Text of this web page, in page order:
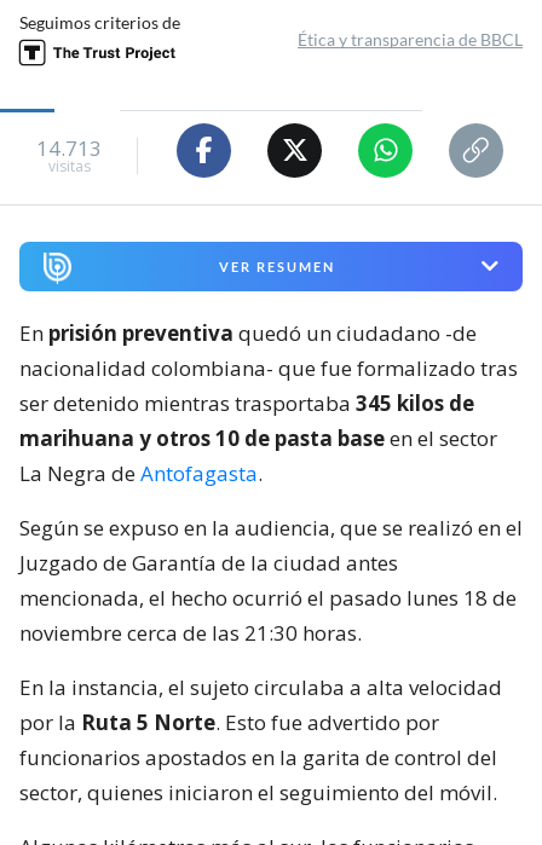
Seguimos criterios de
Ética y transparencia de BBCL
14.713
visitas
VER RESUMEN
En prisión preventiva quedó un ciudadano -de
nacionalidad colombiana- que fue formalizado tras
ser detenido mientras trasportaba 345 kilos de
marihuana y otros 10 de pasta baseen el sector
La Negra deAntofagasta.
Según se expuso en la audiencia, que se realizó en el
Juzgado de Garantía de la ciudad antes
mencionada, el hecho ocurrió el pasado lunes 18 de
noviembre cerca de las 21:30 horas.
En la instancia, el sujeto circulaba a alta velocidad
por la Ruta 5 Norte. Esto fue advertido por
funcionarios apostados en la garita de control del
sector, quienes iniciaron el seguimiento del móvil.